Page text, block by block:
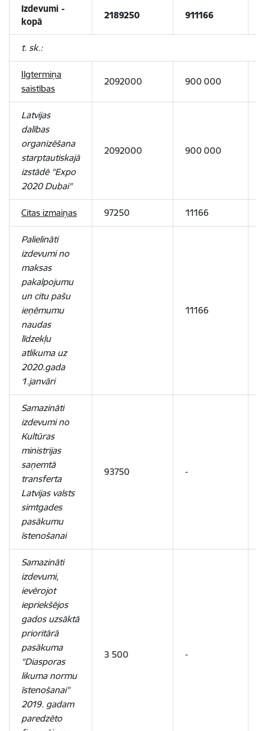
Izdevumi -
kopā
2189250 911166
t. sk.:
Ilgtermiņa
saistības
2092000 900 000
Latvijas
dalības
organizēšana
starptautiskajā
izstādē "Expo
2020 Dubai"
2092000 900 000
Citas izmaiņas 97250 11166
Palielināti
izdevumi no
maksas
pakalpojumu
un citu pašu
ieņēmumu
naudas
līdzekļu
atlikuma uz
2020.gada
1.janvāri
11166
Samazināti
izdevumi no
Kultūras
ministrijas
saņemtā
transferta
Latvijas valsts
simtgades
pasākumu
īstenošanai
93750 -
Samazināti
izdevumi,
ievērojot
iepriekšējos
gados uzsāktā
prioritārā
pasākuma
“Diasporas
likuma normu
īstenošanai”
2019. gadam
paredzēto
3 500 -